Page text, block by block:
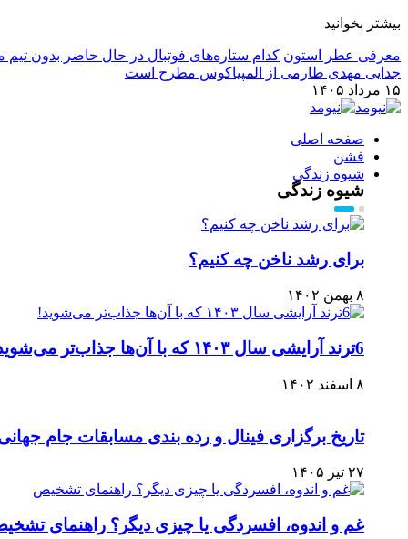
بیشتر بخوانید
معرفی عطر استون کدام ستاره‌های فوتبال در حال حاضر بدون تیم
جدایی مهدی طارمی از المپیاکوس مطرح است
۱۵ مرداد ۱۴۰۵
صفحه اصلی
فشن
شیوه زندگی
شیوه زندگی
برای رشد ناخن چه کنیم؟
۸ بهمن ۱۴۰۲
6ترند آرایشی سال ۱۴۰۳ که با آن‌ها جذاب‌تر می‌شوید!
۸ اسفند ۱۴۰۲
تاریخ برگزاری فینال و رده‌ بندی مسابقات جام جهانی ۲۰۲۶ مشخص
۲۷ تیر ۱۴۰۵
غم و اندوه، افسردگی یا چیزی دیگر؟ راهنمای